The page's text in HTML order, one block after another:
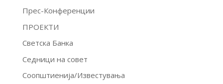
Прес-Конференции
ПРОЕКТИ
Светска Банка
Седници на совет
Соопштиенија/Известувања